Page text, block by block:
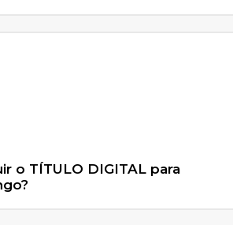
o TÍTULO DIGITAL para